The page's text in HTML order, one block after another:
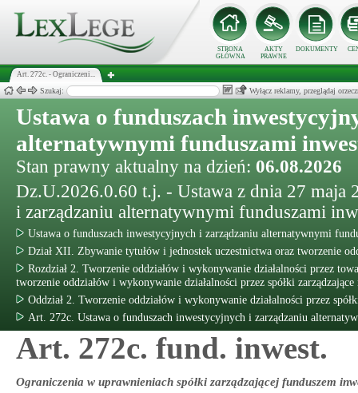
STRONA
GŁÓWNA
AKTY
PRAWNE
DOKUMENTY
Art. 272c. - Ograniczeni...
Szukaj: Wyłącz reklamy, przeglądaj
Ustawa o funduszach
alternatywnymi funduszami
Stan prawny aktualny na dzień: 06.08.2026
Dz.U.2026.0.60 t.j. - Ustawa z dnia 27 maja
i zarządzaniu alternatywnymi funduszami
Ustawa o funduszach inwestycyjnych i zarządzaniu alternatywnymi
Dział XII. Zbywanie tytułów i jednostek uczestnictwa oraz tworzenie
Rozdział 2. Tworzenie oddziałów i wykonywanie działalności przez
tworzenie oddziałów i wykonywanie działalności przez spółki
Oddział 2. Tworzenie oddziałów i wykonywanie działalności przez
Art. 272c. Ustawa o funduszach inwestycyjnych i zarządzaniu
Art. 272c. fund. inwest.
Ograniczenia w uprawnieniach spółki zarządzającej funduszem